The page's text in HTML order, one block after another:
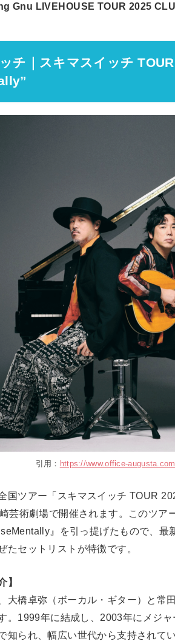
Gnu LIVEHOUSE TOUR 2025
チ｜スキマスイッチ
引用： https://www.office-
国ツアー「スキマスイッチ TOUR
芸術劇場で開催されます。このツア
』を引っ提げたもので、最
たセットリストが特徴です。
】
大橋卓弥（ボーカル・ギター）と常
。1999年に結成し、2003年にメジ
知られ、幅広い世代から支持され